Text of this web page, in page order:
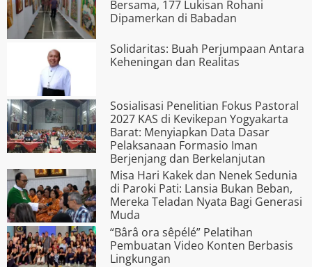
Bersama, 177 Lukisan Rohani
Dipamerkan di Babadan
Solidaritas: Buah Perjumpaan Antara
Keheningan dan Realitas
Sosialisasi Penelitian Fokus Pastoral
2027 KAS di Kevikepan Yogyakarta
Barat: Menyiapkan Data Dasar
Pelaksanaan Formasio Iman
Berjenjang dan Berkelanjutan
Misa Hari Kakek dan Nenek Sedunia
di Paroki Pati: Lansia Bukan Beban,
Mereka Teladan Nyata Bagi Generasi
Muda
“Bârâ ora s­êpélé” Pelatihan
Pembuatan Video Konten Berbasis
Lingkungan